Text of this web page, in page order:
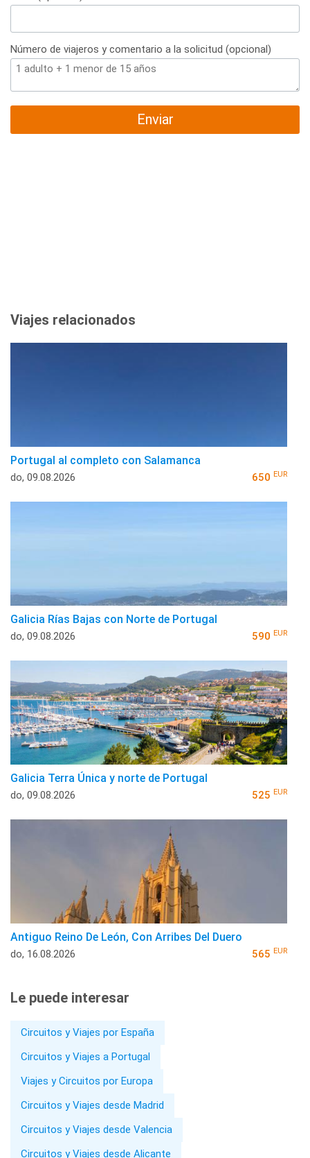
Número de viajeros y comentario a la solicitud (opcional)
Enviar
Viajes relacionados
Portugal al completo con Salamanca
do, 09.08.2026 650 EUR
Galicia Rías Bajas con Norte de Portugal
do, 09.08.2026 590 EUR
Galicia Terra Única y norte de Portugal
do, 09.08.2026 525 EUR
Antiguo Reino De León, Con Arribes Del Duero
do, 16.08.2026 565 EUR
Le puede interesar
Circuitos y Viajes por España
Circuitos y Viajes a Portugal
Viajes y Circuitos por Europa
Circuitos y Viajes desde Madrid
Circuitos y Viajes desde Valencia
Circuitos y Viajes desde Alicante